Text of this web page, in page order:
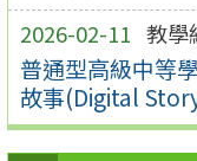
2026-02-11 教學
普通型高級中等
故事(Digital